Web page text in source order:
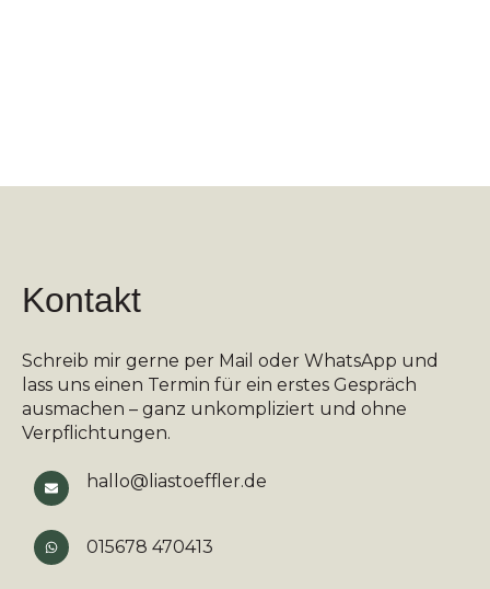
Kontakt
Schreib mir gerne per Mail oder WhatsApp und
lass uns einen Termin für ein erstes Gespräch
ausmachen – ganz unkompliziert und ohne
Verpflichtungen.
hallo@liastoeffler.de
015678 470413